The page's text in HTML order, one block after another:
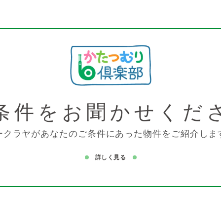
件を お聞かせくだ
クラヤがあなたのご条件にあった物件をご紹介しま
詳しく見る